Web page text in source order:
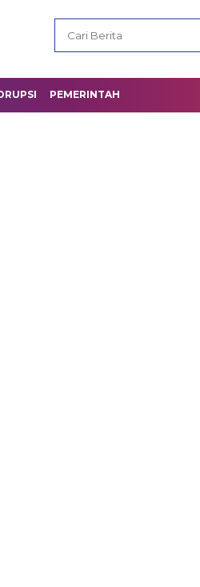
PEMERINTAH